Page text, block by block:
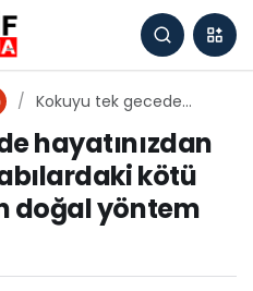
Kokuyu tek gecede
Ayakkabılardaki kötü
kokuya son veren doğal
yöntem bulundu
hayatınızdan
kötü
doğal yöntem
0 Paylaş